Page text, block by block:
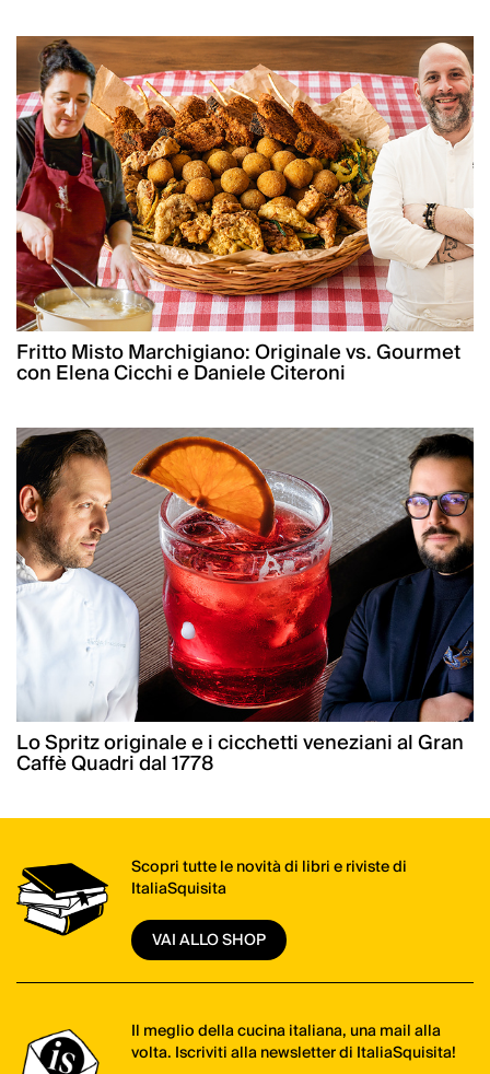
Fritto Misto Marchigiano: Originale vs. Gourmet
con Elena Cicchi e Daniele Citeroni
Lo Spritz originale e i cicchetti veneziani al Gran
Caffè Quadri dal 1778
Scopri tutte le novità di libri e riviste di
ItaliaSquisita
VAI ALLO SHOP
Il meglio della cucina italiana, una mail alla
volta. Iscriviti alla newsletter di ItaliaSquisita!